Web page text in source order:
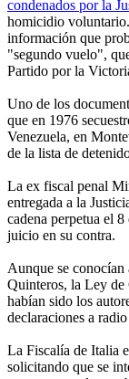
condenados por la
homicidio
información que
"segundo vuelo",
Partido por la
Uno de los
que en 1976
Venezuela, en
de la lista de
La ex fiscal penal
entregada a la
cadena perpetua el
juicio en su contra.
Aunque se conocían
Quinteros, la Ley de
habían sido los
declaraciones a
La Fiscalía de Italia
solicitando que se